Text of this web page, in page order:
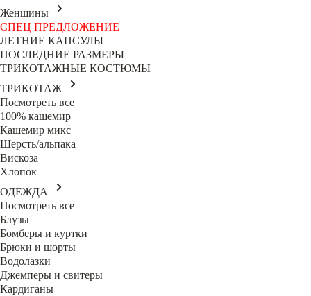
Женщины
СПЕЦ ПРЕДЛОЖЕНИЕ
ЛЕТНИЕ КАПСУЛЫ
ПОСЛЕДНИЕ РАЗМЕРЫ
ТРИКОТАЖНЫЕ КОСТЮМЫ
ТРИКОТАЖ
Посмотреть все
100% кашемир
Кашемир микс
Шерсть/альпака
Вискоза
Хлопок
ОДЕЖДА
Посмотреть все
Блузы
Бомберы и куртки
Брюки и шорты
Водолазки
Джемперы и свитеры
Кардиганы